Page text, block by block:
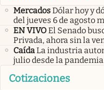
MercadosDólar hoy y
del jueves 6 de agosto
EN VIVOEl Senado
Privada, ahora sin la
CaídaLa industria
julio desde la pandemia
Cotizaciones